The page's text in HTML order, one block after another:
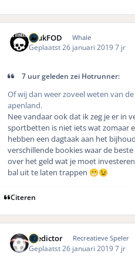
LuukFOD Whale
Geplaatst26 januari 20197 jr
7 uur geleden zei Hotrunner:
Of wij dan weer zoveel weten van
apenland.
Nee vandaar ook dat ik zeg je er in
sportbetten is niet iets wat zomaar
hebben een dagtaak aan het
verschillende bookies waar de
over het geld wat je moet
bal uit te laten trappen 😁😉
Citeren
Predictor Recreatieve Speler
Geplaatst 26 januari 20197 jr